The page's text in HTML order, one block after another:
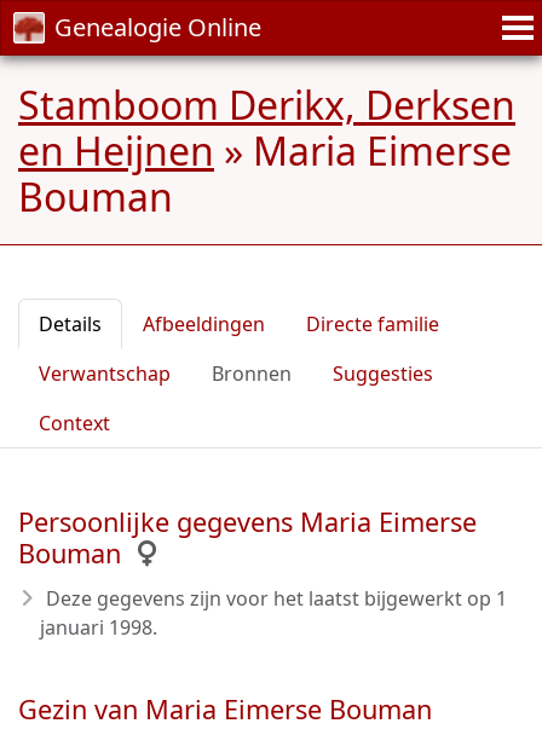
Genealogie Online
Stamboom Derikx, Derksen
en Heijnen » Maria Eimerse
Bouman
Details Afbeeldingen
Directe familie
Verwantschap
Bronnen
Suggesties
Context
Persoonlijke gegevens Maria Eimerse
Bouman
Deze gegevens zijn voor het laatst bijgewerkt op 1
januari 1998.
Gezin van Maria Eimerse Bouman